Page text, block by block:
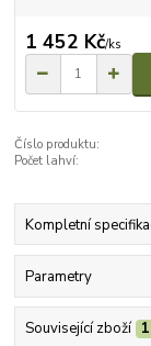
1 452 Kč/ks
Číslo produktu:
Počet lahví:
Kompletní
Parametry
Související zboží 1